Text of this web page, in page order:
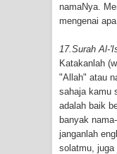
namaNya.
mengenai
17.Surah Al-
Katakanlah
"Allah" atau
sahaja kamu
adalah baik
banyak
janganlah
solatmu, juga